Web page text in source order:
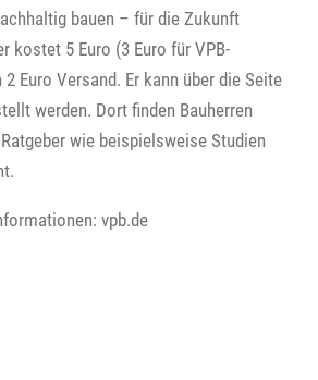
bauen – für die Zukunft
kostet 5 Euro (3 Euro für VPB-
Euro Versand. Er kann über die Seite
werden. Dort finden Bauherren
wie beispielsweise Studien
vpb.de